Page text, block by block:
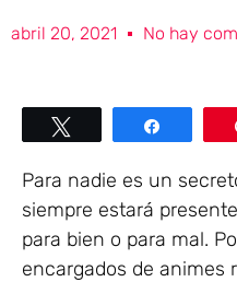
abril 20, 2021 No hay
Para nadie es un
siempre estará
para bien o para mal.
encargados de animes